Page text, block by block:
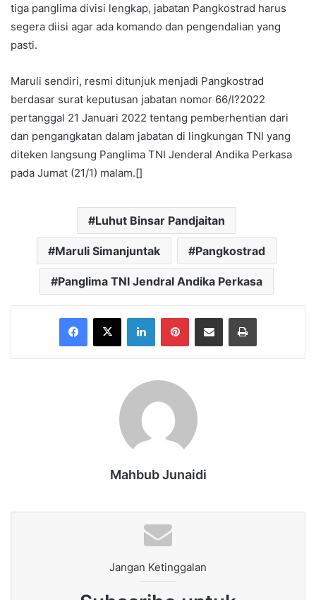
tiga panglima divisi lengkap, jabatan Pangkostrad harus
segera diisi agar ada komando dan pengendalian yang
pasti.
Maruli sendiri, resmi ditunjuk menjadi Pangkostrad
berdasar surat keputusan jabatan nomor 66/I?2022
pertanggal 21 Januari 2022 tentang pemberhentian dari
dan pengangkatan dalam jabatan di lingkungan TNI yang
diteken langsung Panglima TNI Jenderal Andika Perkasa
pada Jumat (21/1) malam.[]
Luhut Binsar Pandjaitan
Maruli Simanjuntak Pangkostrad
Panglima TNI Jendral Andika Perkasa
Facebook
X LinkedInPinterestShare via Email Print
Mahbub Junaidi
Jangan Ketinggalan